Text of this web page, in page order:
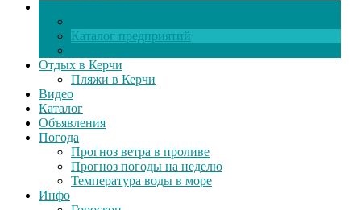
Каталог предприятий
Отдых в Керчи
Пляжи в Керчи
Видео
Каталог
Объявления
Погода
Прогноз ветра в проливе
Прогноз погоды на неделю
Температура воды в море
Инфо